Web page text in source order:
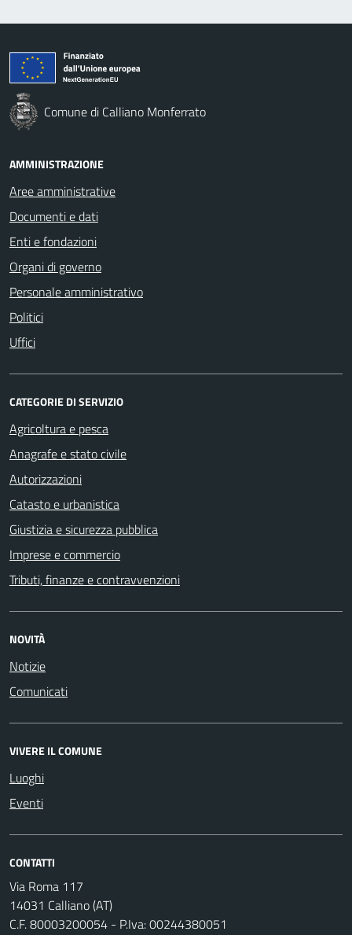
Comune di Calliano Monferrato
AMMINISTRAZIONE
Aree amministrative
Documenti e dati
Enti e fondazioni
Organi di governo
Personale amministrativo
Politici
Uffici
CATEGORIE DI SERVIZIO
Agricoltura e pesca
Anagrafe e stato civile
Autorizzazioni
Catasto e urbanistica
Giustizia e sicurezza pubblica
Imprese e commercio
Tributi, finanze e contravvenzioni
NOVITÀ
Notizie
Comunicati
VIVERE IL COMUNE
Luoghi
Eventi
CONTATTI
Via Roma 117
14031 Calliano (AT)
C.F. 80003200054 - P.Iva: 00244380051